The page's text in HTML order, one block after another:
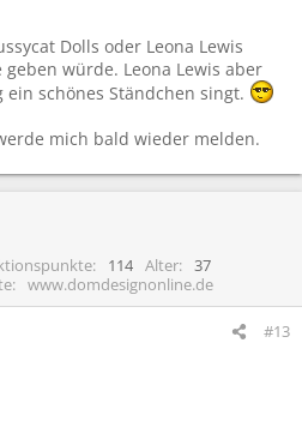
Dolls oder Leona Lewis
würde. Leona Lewis aber
schönes Ständchen singt.
mich bald wieder melden.
114 Alter
37
www.domdesignonline.de
#13